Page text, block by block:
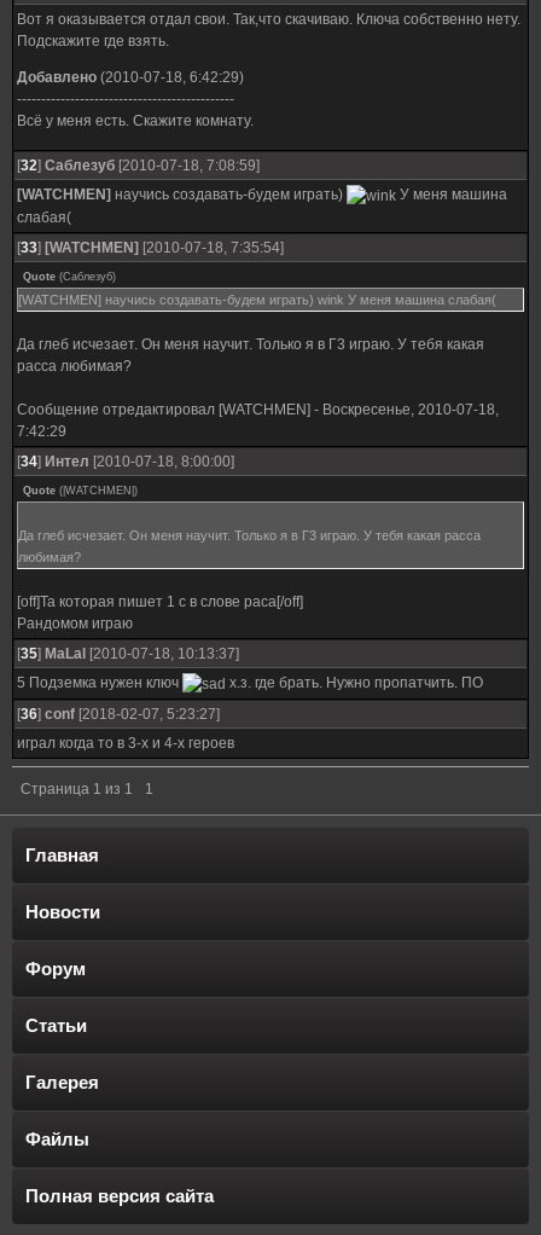
Вот я оказывается отдал свои. Так,что скачиваю. Ключа собственно нету.
Подскажите где взять.
Добавлено (2010-07-18, 6:42:29)
---------------------------------------------
Всё у меня есть. Скажите комнату.
[32] Саблезуб [2010-07-18, 7:08:59]
[WATCHMEN] научись создавать-будем играть)
У меня машина
слабая(
[33] [WATCHMEN] [2010-07-18, 7:35:54]
Quote (Саблезуб)
[WATCHMEN] научись создавать-будем играть) wink У меня машина слабая(
Да глеб исчезает. Он меня научит. Только я в Г3 играю. У тебя какая
расса любимая?
Сообщение отредактировал [WATCHMEN] - Воскресенье, 2010-07-18,
7:42:29
[34] Интел [2010-07-18, 8:00:00]
Quote ( |WATCHMEN| )
Да глеб исчезает. Он меня научит. Только я в Г3 играю. У тебя какая расса
любимая?
[off]Та которая пишет 1 с в слове раса[/off]
Рандомом играю
[35] MaLal [2010-07-18, 10:13:37]
5 Подземка нужен ключ
х.з. где брать. Нужно пропатчить. ПО
[36] conf [2018-02-07, 5:23:27]
играл когда то в 3-х и 4-х героев
Страница 1 из 1 1
Главная
Новости
Форум
Статьи
Галерея
Файлы
Полная версия сайта